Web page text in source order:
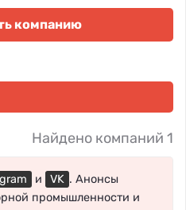
компанию
Найдено компаний 1
и VK . Анонсы
промышленности и